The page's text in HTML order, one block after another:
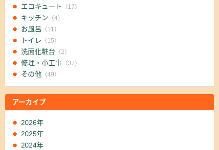
エコキュート （17）
キッチン （4）
お風呂 （11）
トイレ （15）
洗面化粧台（2）
修理・小工事（37）
その他 （49）
アーカイブ
2026年
2025年
2024年